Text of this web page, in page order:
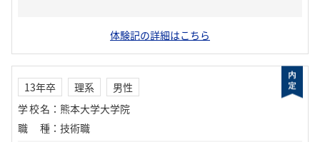
体験記の詳細はこちら
13年卒 理系
男性
学校名 ： 熊本大学大学院
職種 ： 技術職